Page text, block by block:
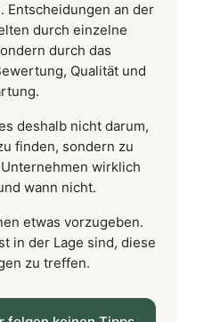
Entscheidungen an der
durch einzelne
durch das
Qualität und
deshalb nicht darum,
finden, sondern zu
wirklich
wann nicht.
etwas vorzugeben.
in der Lage sind, diese
zu treffen.